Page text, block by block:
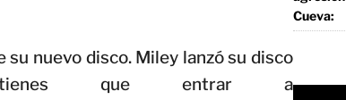
su nuevo disco. Miley lanzó su disco
que entrar a